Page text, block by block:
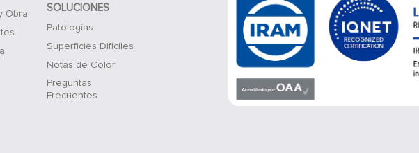
Obra
SOLUCIONES
Patologías
Superficies Difíciles
Notas de Color
Preguntas
Frecuentes